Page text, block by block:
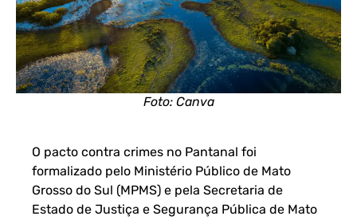
Foto: Canva
O pacto contra crimes no Pantanal foi
formalizado pelo Ministério Público de Mato
Grosso do Sul (MPMS) e pela Secretaria de
Estado de Justiça e Segurança Pública de Mato